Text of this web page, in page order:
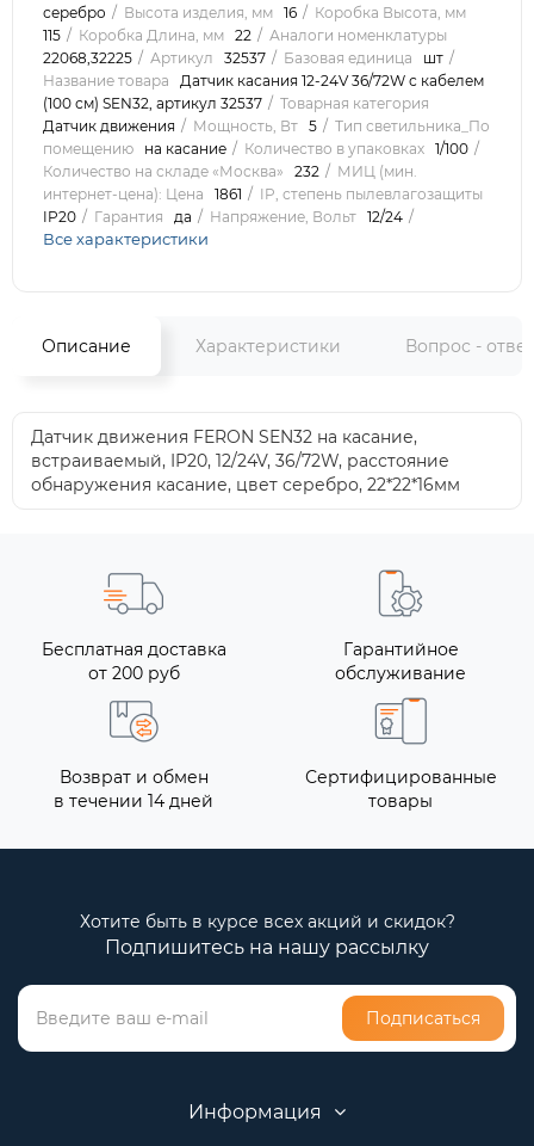
серебро
Высота изделия, мм 16
Коробка Высота, мм
115
Коробка Длина, мм 22
Аналоги номенклатуры
22068,32225
Артикул 32537 Базовая единица
шт
Название товара
Датчик касания 12-24V 36/72W с кабелем
(100 см) SEN32, артикул 32537
Товарная категория
Датчик движения
Мощность, Вт 5
Тип светильника_По
помещению
на касание Количество в упаковках 1/100
Количество на складе «Москва»
232
МИЦ (мин.
интернет-цена): Цена
1861
IP, степень пылевлагозащиты
IP20
Гарантия да Напряжение, Вольт 12/24
Все характеристики
Описание Характеристики Вопрос -
Датчик движения FERON SEN32 на касание,
встраиваемый, IP20, 12/24V, 36/72W, расстояние
обнаружения касание, цвет серебро, 22*22*16мм
Бесплатная доставка
от 200 руб
Гарантийное
обслуживание
Возврат и обмен
в течении 14 дней
Сертифицированные
товары
Хотите быть в курсе всех акций и скидок?
Подпишитесь на нашу рассылку
Подписаться
Информация